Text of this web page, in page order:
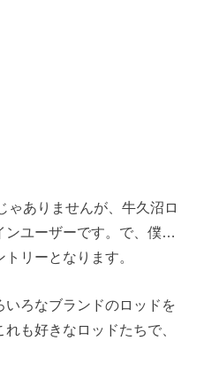
ゃありませんが、牛久沼ロ
ンユーザーです。で、僕…
リーとなります。
ろなブランドのロッドを
も好きなロッドたちで、